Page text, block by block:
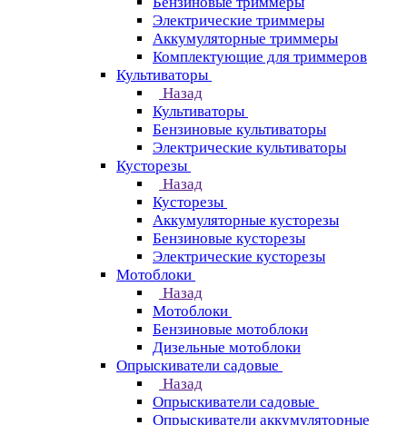
Электрические триммеры
Аккумуляторные триммеры
Комплектующие для триммеров
Культиваторы
Назад
Культиваторы
Бензиновые культиваторы
Электрические культиваторы
Кусторезы
Назад
Кусторезы
Аккумуляторные кусторезы
Бензиновые кусторезы
Электрические кусторезы
Мотоблоки
Назад
Мотоблоки
Бензиновые мотоблоки
Дизельные мотоблоки
Опрыскиватели садовые
Назад
Опрыскиватели садовые
Опрыскиватели аккумуляторные